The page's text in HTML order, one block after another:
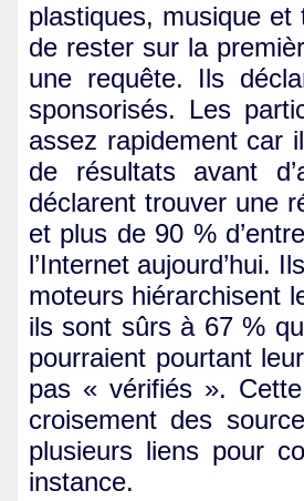
plastiques, musique
de rester sur la
une requête. Ils
sponsorisés. Les
assez rapidement car
de résultats avant
déclarent trouver une
et plus de 90 %
l’Internet aujourd’hui.
moteurs hiérarchisent
ils sont sûrs à 67 %
pourraient pourtant
pas « vérifiés ».
croisement des
plusieurs liens pour
instance.